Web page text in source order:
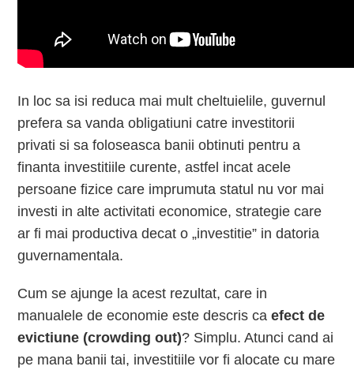
In loc sa isi reduca mai mult cheltuielile, guvernul
prefera sa vanda obligatiuni catre investitorii
privati si sa foloseasca banii obtinuti pentru a
finanta investitiile curente, astfel incat acele
persoane fizice care imprumuta statul nu vor mai
investi in alte activitati economice, strategie care
ar fi mai productiva decat o „investitie” in datoria
guvernamentala.
Cum se ajunge la acest rezultat, care in
manualele de economie este descris caefect de
evictiune (crowding out)? Simplu. Atunci cand ai
pe mana banii tai, investitiile vor fi alocate cu mare